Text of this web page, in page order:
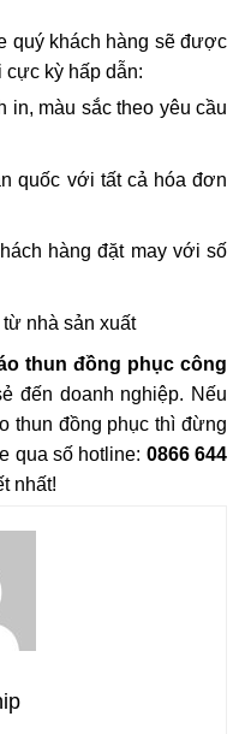
quý khách hàng sẽ được
kỳ hấp dẫn:
in, màu sắc theo yêu cầu
quốc với tất cả hóa đơn
hàng đặt may với số
nhà sản xuất
thun đồng phục công
đến doanh nghiệp. Nếu
thun đồng phục thì đừng
qua số hotline: 0866 644
nhất!